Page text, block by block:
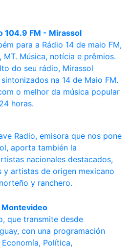
104.9 FM - Mirassol
para a Rádio 14 de maio FM,
MT. Música, notícia e prêmios.
do seu rádio, Mirassol
na 14 de Maio FM.
o melhor da música popular
horas.
Radio, emisora que nos pone
aporta también la
nacionales destacados,
y artistas de origen mexicano
y ranchero.
que transmite desde
con una programación
Política,